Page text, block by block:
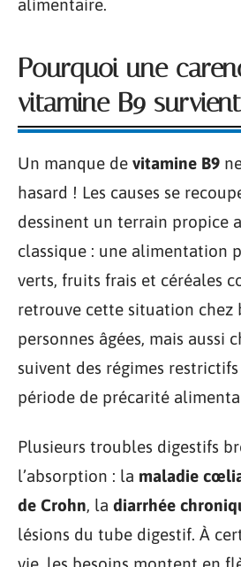
alimentaire.
Pourquoi une
vitamine B9
Un manque de vitamine B9
hasard ! Les causes se
dessinent un terrain propice
classique : une alimentation
verts, fruits frais et céréales
retrouve cette situation chez
personnes âgées, mais aussi
suivent des régimes
période de précarité
Plusieurs troubles digestifs
l’absorption : la maladie
de Crohn, la diarrhée
lésions du tube digestif. À
vie, les besoins montent en